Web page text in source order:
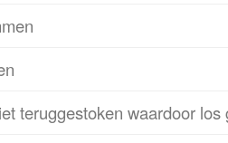
teruggestoken waardoor